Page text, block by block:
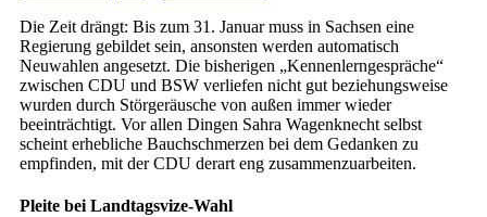
Die Zeit drängt: Bis zum 31. Januar muss in Sachsen eine
Regierung gebildet sein, ansonsten werden automatisch
Neuwahlen angesetzt. Die bisherigen „Kennenlerngespräche“
zwischen CDU und BSW verliefen nicht gut beziehungsweise
wurden durch Störgeräusche von außen immer wieder
beeinträchtigt. Vor allen Dingen Sahra Wagenknecht selbst
scheint erhebliche Bauchschmerzen bei dem Gedanken zu
empfinden, mit der CDU derart eng zusammenzuarbeiten.
Pleite bei Landtagsvize-Wahl